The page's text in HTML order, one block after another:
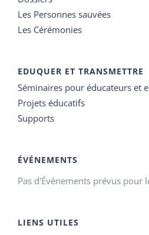
Les Personnes sauvées
Les Cérémonies
EDUQUER ET TRANSMETTRE
Séminaires pour éducateurs et
Projets éducatifs
Supports
ÉVÉNEMENTS
Pas d'Évènements prévus pour
LIENS UTILES